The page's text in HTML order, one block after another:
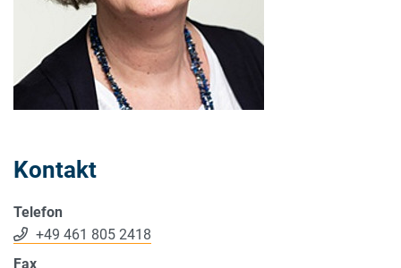
Kontakt
Telefon
+49 461 805 2418
Fax